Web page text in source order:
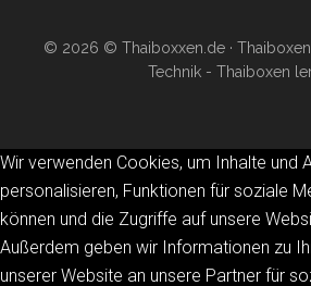
© 2026 © Thaiboxxen.de ·
Technik - Thaiboxen
Wir verwenden Cookies, um Inhalte und
personalisieren, Funktionen für soziale
können und die Zugriffe auf unsere
Außerdem geben wir Informationen zu
unserer Website an unsere Partner für